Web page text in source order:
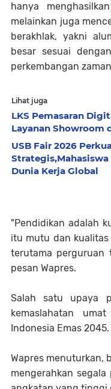
hanya
melainkan juga
berakhlak, yakni
besar sesuai
perkembangan
Lihat juga
LKS Pemasaran
Layanan Showroom
USB Fair 2026
Dunia Kerja Global
"Pendidikan adalah
itu mutu dan
terutama perguruan
pesan Wapres.
Salah satu upaya
kemaslahatan
Indonesia Emas 2045.
Wapres menuturkan,
mengerahkan